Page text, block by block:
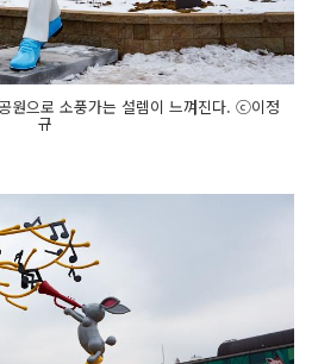
원으로 소풍가는 설렘이 느껴진다. ⓒ이정
규